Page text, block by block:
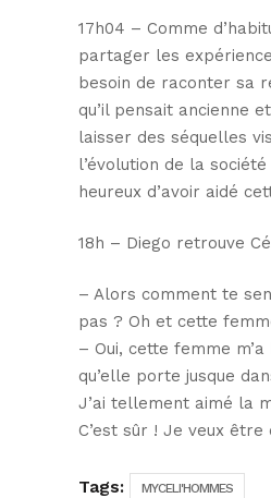
17h04 – Comme
partager les
besoin de raconter sa
qu’il pensait ancienne
laisser des séquelles
l’évolution de la
heureux d’avoir aidé
18h – Diego retrouve
– Alors comment te
pas ? Oh et cette
– Oui, cette femme
qu’elle porte jusque
J’ai tellement aimé la
C’est sûr ! Je veux être
Tags: MYCELI'HOMMES